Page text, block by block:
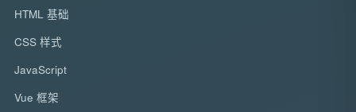
HTML 基础
CSS 样式
JavaScript
Vue 框架